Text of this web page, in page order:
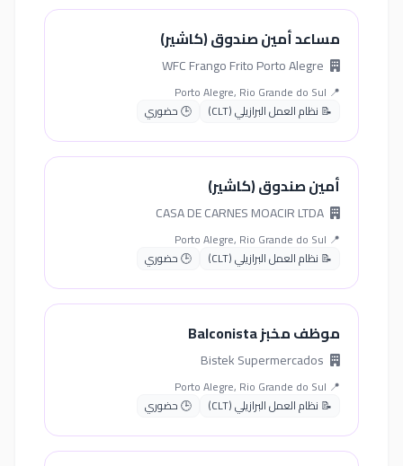
مساعد أمين صندوق (كاشير)
📍 Porto Alegre, Rio Grande do Sul
📝 نظام العمل البرازيلي (CLT)
🕒 حضوري
أمين صندوق (كاشير)
📍 Porto Alegre, Rio Grande do Sul
📝 نظام العمل البرازيلي (CLT)
🕒 حضوري
موظف مخبز Balconista
📍 Porto Alegre, Rio Grande do Sul
📝 نظام العمل البرازيلي (CLT)
🕒 حضوري